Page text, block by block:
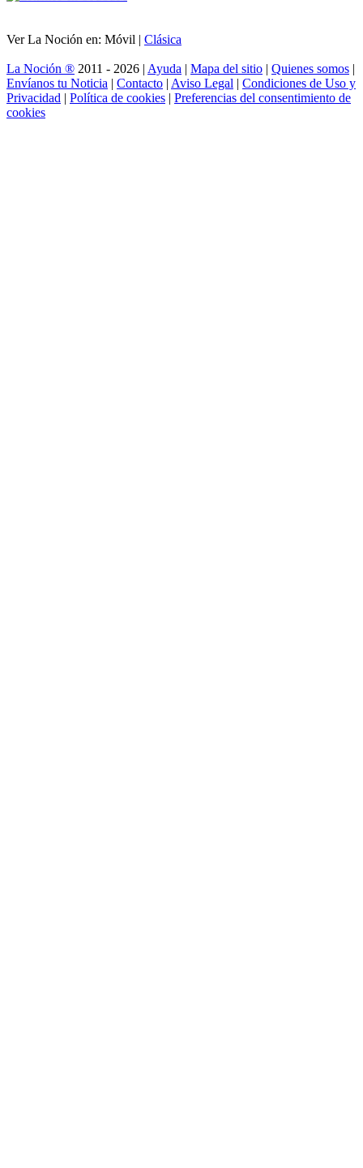
Ver La Noción en: Móvil | Clásica
La Noción ® 2011 - 2026 | Ayuda | Mapa del sitio | Quienes somos |
Envíanos tu Noticia | Contacto | Aviso Legal | Condiciones de Uso y
Privacidad | Política de cookies | Preferencias del consentimiento de
cookies